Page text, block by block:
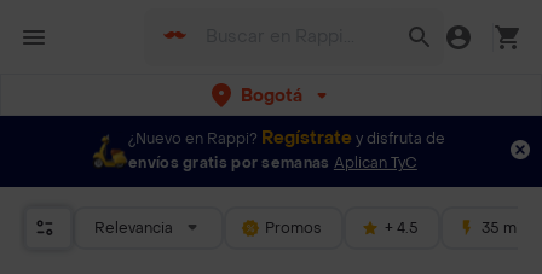
Bogotá
¿Nuevo en Rappi? Regístrate y disfruta de
envíos gratis por semanas Aplican TyC
Relevancia Promos + 4.5 35 mins